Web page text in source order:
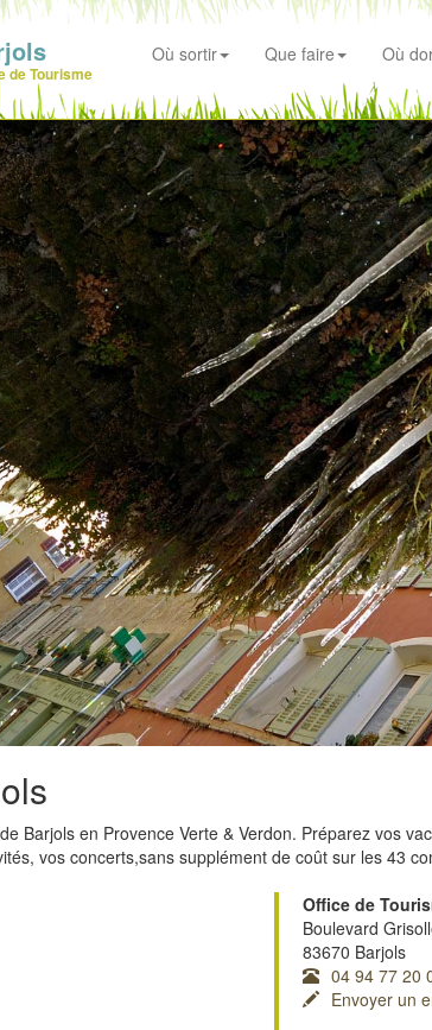
de Tourisme
Où sortir Que faire Où
Barjols en Provence Verte & Verdon. Préparez vos
vos concerts,sans supplément de coût sur les 43
Office de
Boulevard
83670 Barjols
04 94 77 20
Envoyer un